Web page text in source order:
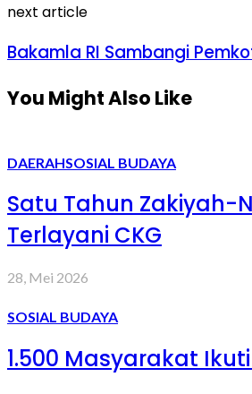
next article
Bakamla RI Sambangi
You Might Also Like
DAERAHSOSIAL BUDAYA
Satu Tahun Zakiyah-
Terlayani CKG
28, Mei 2026
SOSIAL BUDAYA
1.500 Masyarakat